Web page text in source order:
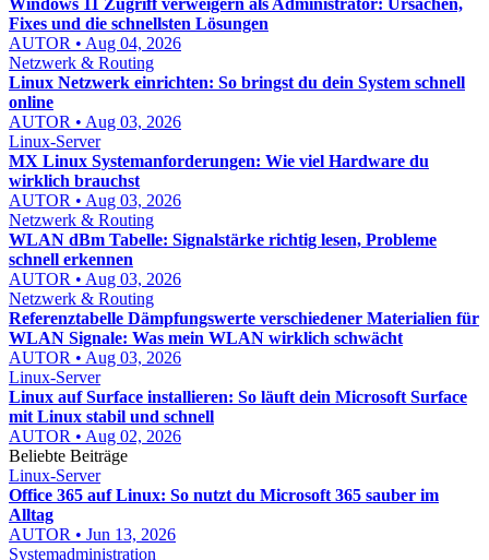
Windows 11 Zugriff verweigern als Administrator: Ursachen,
Fixes und die schnellsten Lösungen
AUTOR • Aug 04, 2026
Netzwerk & Routing
Linux Netzwerk einrichten: So bringst du dein System schnell
online
AUTOR • Aug 03, 2026
Linux-Server
MX Linux Systemanforderungen: Wie viel Hardware du
wirklich brauchst
AUTOR • Aug 03, 2026
Netzwerk & Routing
WLAN dBm Tabelle: Signalstärke richtig lesen, Probleme
schnell erkennen
AUTOR • Aug 03, 2026
Netzwerk & Routing
Referenztabelle Dämpfungswerte verschiedener Materialien für
WLAN Signale: Was mein WLAN wirklich schwächt
AUTOR • Aug 03, 2026
Linux-Server
Linux auf Surface installieren: So läuft dein Microsoft Surface
mit Linux stabil und schnell
AUTOR • Aug 02, 2026
Beliebte Beiträge
Linux-Server
Office 365 auf Linux: So nutzt du Microsoft 365 sauber im
Alltag
AUTOR • Jun 13, 2026
Systemadministration